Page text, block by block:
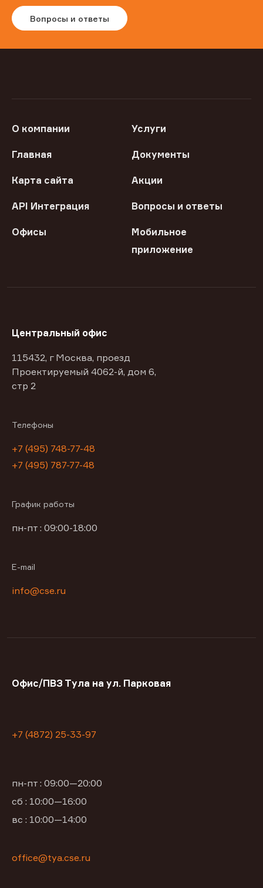
Вопросы и ответы
О компании Услуги
Главная Документы
Карта сайта Акции
API Интеграция Вопросы и ответы
Офисы
Мобильное
приложение
Центральный офис
115432, г Москва, проезд
Проектируемый 4062-й, дом 6,
стр 2
Телефоны
+7 (495) 748-77-48
+7 (495) 787-77-48
График работы
пн-пт : 09:00-18:00
E-mail
info@cse.ru
Офис/ПВЗ Тула на ул. Парковая
+7 (4872) 25-33-97
пн-пт : 09:00—20:00
сб : 10:00—16:00
вс : 10:00—14:00
office@tya.cse.ru